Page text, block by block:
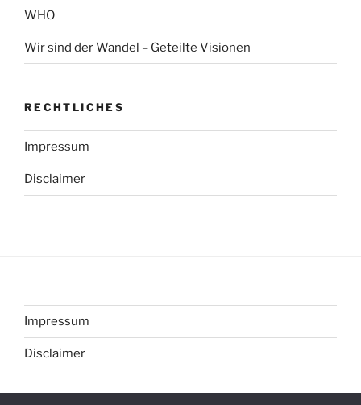
WHO
Wir sind der Wandel – Geteilte Visionen
RECHTLICHES
Impressum
Disclaimer
Impressum
Disclaimer